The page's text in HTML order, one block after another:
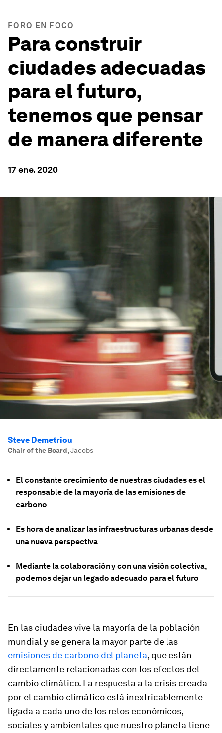
FORO EN FOCO
Para construir
ciudades adecuadas
para el futuro,
tenemos que pensar
de manera diferente
17 ene. 2020
Steve Demetriou
Chair of the Board,Jacobs
El constante crecimiento de nuestras ciudades es el
responsable de la mayoría de las emisiones de
carbono
Es hora de analizar las infraestructuras urbanas desde
una nueva perspectiva
Mediante la colaboración y con una visión colectiva,
podemos dejar un legado adecuado para el futuro
En las ciudades vive la mayoría de la población
mundial y se genera la mayor parte de las
emisiones de carbono del planeta, que están
directamente relacionadas con los efectos del
cambio climático. La respuesta a la crisis creada
por el cambio climático está inextricablemente
ligada a cada uno de los retos económicos,
sociales y ambientales que nuestro planeta tiene